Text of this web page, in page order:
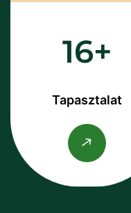
16
Tapasztalat